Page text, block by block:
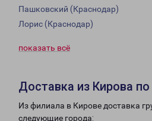
Пашковский (Краснодар)
Лорис (Краснодар)
показать всё
Доставка из Кирова
Из филиала в Кирове доставка
следующие города: